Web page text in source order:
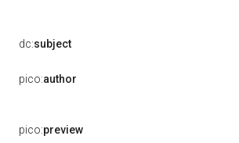
dc:subject
pico:author
pico:preview